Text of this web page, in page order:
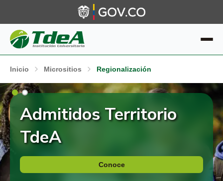
Inicio Micrositios Regionalización
Admitidos Territorio
TdeA
Conoce
Regionalización